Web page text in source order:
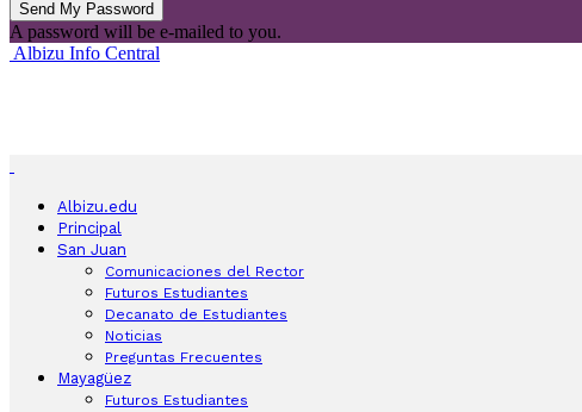
A password will be e-mailed to you.
Albizu Info Central
Albizu.edu
Principal
San Juan
Comunicaciones del Rector
Futuros Estudiantes
Decanato de Estudiantes
Noticias
Preguntas Frecuentes
Mayagüez
Futuros Estudiantes